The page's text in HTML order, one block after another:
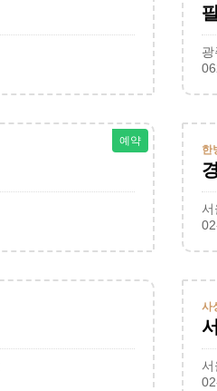
예약
한
서
사
서